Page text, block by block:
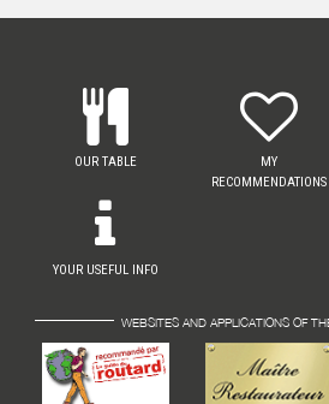
OUR TABLE
MY
RECOMMENDATIONS
YOUR USEFUL INFO
WEBSITES AND APPLICATIONS OF